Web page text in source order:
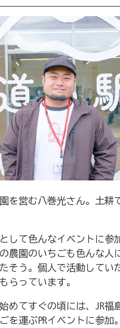
を営む八巻光さん。土耕
して色んなイベントに参
農園のいちごも色んな人
そう。個人で活動してい
らっています。
めてすぐの頃には、JR福
を運ぶPRイベントに参加